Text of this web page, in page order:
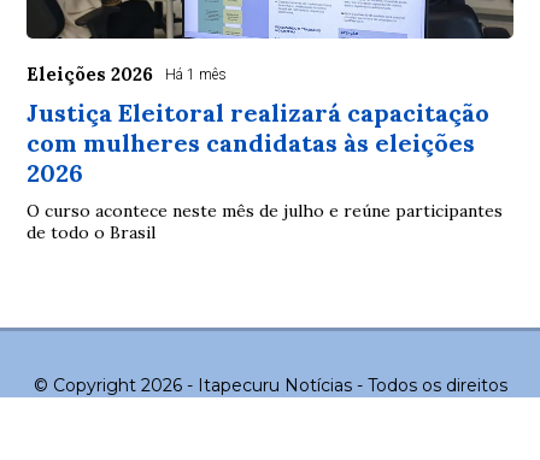
Eleições 2026 Há 1 mês
Justiça Eleitoral realizará capacitação
com mulheres candidatas às eleições
2026
O curso acontece neste mês de julho e reúne participantes
de todo o Brasil
© Copyright 2026 - Itapecuru Notícias - Todos os direitos